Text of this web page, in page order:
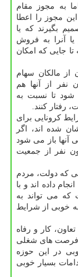
به مجوز مقام
مجوز را اعطا
بگیرند که یا
آنرا به فروش
جایی که امکان
جمهور افزود: حدود ۱۵ میلیون از مالکان سهام
و روستایی و ۱۳ میلیون نفر از آنها هم
شود تا نسبت به
رفتار کنند.
کرونایی برای
شده اند، اگر
آنها باز می شود
است که در اختیار حدود ۵۰ میلیون نفر از جمعیت
که دولت، مردم
داده اند و با
که می تواند به
به خوبی از شرایط
کار و رفاه
فرصت های شغلی
در این حوزه
بسیار خوبی